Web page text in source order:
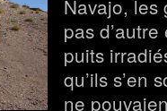
Navajo, les
pas
puits
qu’ils s’en
ne